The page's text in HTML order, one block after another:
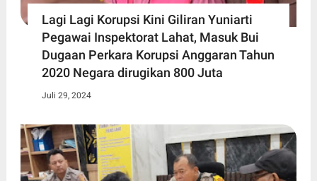
Lagi Lagi Korupsi Kini Giliran Yuniarti
Pegawai Inspektorat Lahat, Masuk Bui
Dugaan Perkara Korupsi Anggaran Tahun
2020 Negara dirugikan 800 Juta
Juli 29, 2024